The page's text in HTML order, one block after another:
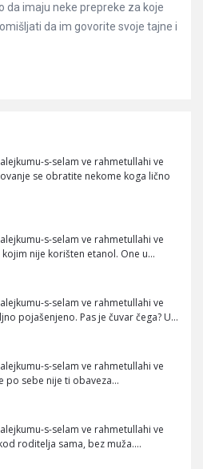
da imaju neke prepreke za koje
da im govorite svoje tajne i
s-selam ve rahmetullahi ve
se obratite nekome koga lično
s-selam ve rahmetullahi ve
nije korišten etanol. One u…
s-selam ve rahmetullahi ve
pojašenjeno. Pas je čuvar čega? U…
s-selam ve rahmetullahi ve
po sebe nije ti obaveza…
s-selam ve rahmetullahi ve
roditelja sama, bez muža.…